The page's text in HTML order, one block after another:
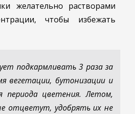
желательно растворами
чтобы избежать
подкармливать 3 раза за
вегетации, бутонизации и
периода цветения. Летом,
отцветут, удобрять их не